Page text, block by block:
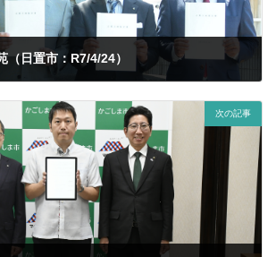
（日置市：R7/4/24）
次の記事